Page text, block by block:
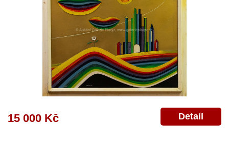
15 000 Kč Detail